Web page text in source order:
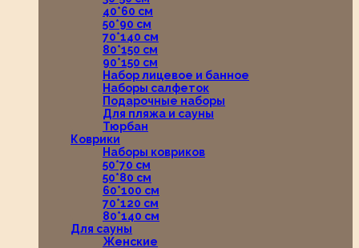
40*60 см
50*90 см
70*140 см
80*150 см
90*150 см
Набор лицевое и банное
Наборы салфеток
Подарочные наборы
Для пляжа и сауны
Тюрбан
Коврики
Наборы ковриков
50*70 см
50*80 см
60*100 см
70*120 см
80*140 см
Для сауны
Женские